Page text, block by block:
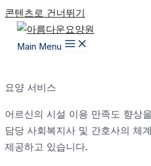
콘텐츠로 건너뛰기
Main Menu
요양 서비스
어르신의 시설 이용 만족도 향상
담당 사회복지사 및 간호사의 체
제공하고 있습니다.